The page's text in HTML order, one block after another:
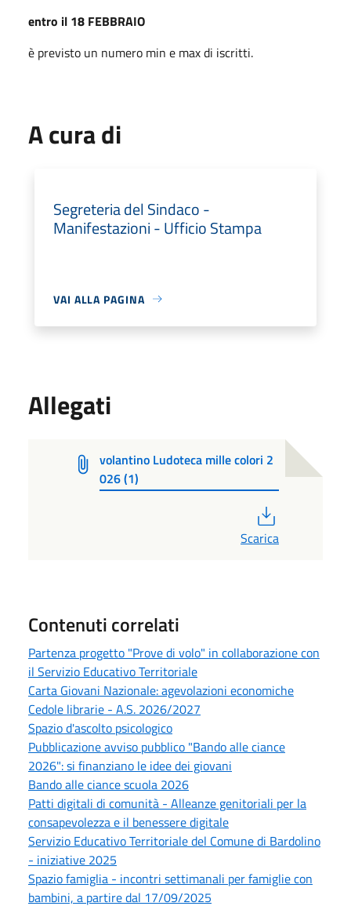
entro il 18 FEBBRAIO
è previsto un numero min e max di iscritti.
A cura di
Segreteria del Sindaco -
Manifestazioni - Ufficio Stampa
VAI ALLA PAGINA
Allegati
volantino Ludoteca mille colori 2
026 (1)
Scarica
Contenuti correlati
Partenza progetto "Prove di volo" in collaborazione con
il Servizio Educativo Territoriale
Carta Giovani Nazionale: agevolazioni economiche
Cedole librarie - A.S. 2026/2027
Spazio d'ascolto psicologico
Pubblicazione avviso pubblico "Bando alle ciance
2026": si finanziano le idee dei giovani
Bando alle ciance scuola 2026
Patti digitali di comunità - Alleanze genitoriali per la
consapevolezza e il benessere digitale
Servizio Educativo Territoriale del Comune di Bardolino
- iniziative 2025
Spazio famiglia - incontri settimanali per famiglie con
bambini, a partire dal 17/09/2025